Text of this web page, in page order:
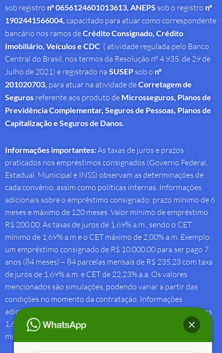
sob registro nº 0656124601013613, ANEPS sob o registro nº
1902441566004, capacitado para atuar como correspondente
bancário nos ramos deCrédito Consignado, Crédito
Imobiliário, Veículos e CDC ( atividade regulada pelo Banco
Central do Brasil, nos termos da Resolução nº 4.935, de 29 de
Julho de 2021) e registrado na SUSEP sob o nº
201020703, para atuar na atividade deCorretagem de
Seguros referente aos produto de Microsseguros, Planos de
Previdência Complementar, Seguros de Pessoas, Planos de
Capitalização e Seguros de Danos.
Informações importantes:As taxas de juros e prazos
praticados nos empréstimos consignados (Governo Federal,
Estadual, Municipal e INSS) observam as determinações de
cada convênio, assim como políticas internas. Informações
adicionais sobre o empréstimo consignado: prazo mínimo de 6
meses e máximo de 120 meses. Valor mínimo de empréstimo
R$ 200,00. As taxas de juros de 1,69% a.m., sendo o CET
mínimo de 1,69% a.m e o CET máximo de 2,00% a.m. Exemplo:
um empréstimo consignado de R$ 10.000,00 para ser pago 7
anos (84 meses) – 84 parcelas mensais de R$ 235,23 com taxa
de juros de 1,69% a.m. e CET de 22,23% a.a. Os valores
mencionados são simulações, podendo variar a partir das
condições no momento da contratação. Informações
adicionais sobre antecipação saque-aniversário: Taxa de juros
1,69% a.m e Custo Efetivo Total máximo de 1,92% a.m. e
mínimo de 1,88% a.m.